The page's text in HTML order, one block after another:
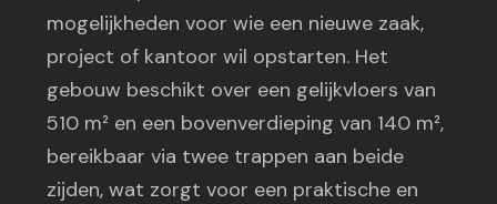
mogelijkheden voor wie een nieuwe zaak,
project of kantoor wil opstarten. Het
gebouw beschikt over een gelijkvloers van
510 m² en een bovenverdieping van 140 m²,
bereikbaar via twee trappen aan beide
zijden, wat zorgt voor een praktische en